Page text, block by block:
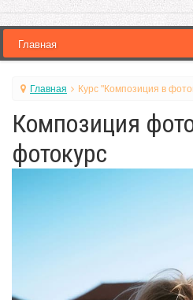
Главная Курс "Композиция в
Композиция
фотокурс